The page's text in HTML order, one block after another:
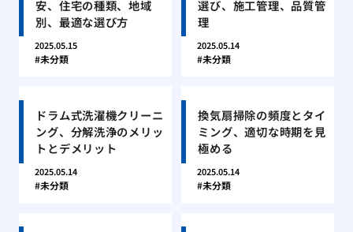
安、住宅の種類、地域
別、最適な選び方
2025.05.15
未分類
選び、施工管理、品質管
理
2025.05.14
未分類
ドラム式洗濯機クリーニ
ング、分解洗浄のメリッ
トとデメリット
2025.05.14
未分類
換気扇掃除の頻度とタイ
ミング、適切な時期を見
極める
2025.05.14
未分類